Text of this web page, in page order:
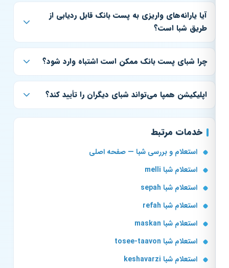
آیا یارانه‌های واریزی به پست بانک قابل ردیابی از
طریق شبا است؟
چرا شبای پست بانک ممکن است اشتباه وارد شود؟
اپلیکیشن همپا می‌تواند شبای دیگران را تأیید کند؟
خدمات مرتبط
استعلام و بررسی شبا — صفحه اصلی
استعلام شبا melli
استعلام شبا sepah
استعلام شبا refah
استعلام شبا maskan
استعلام شبا tosee-taavon
استعلام شبا keshavarzi